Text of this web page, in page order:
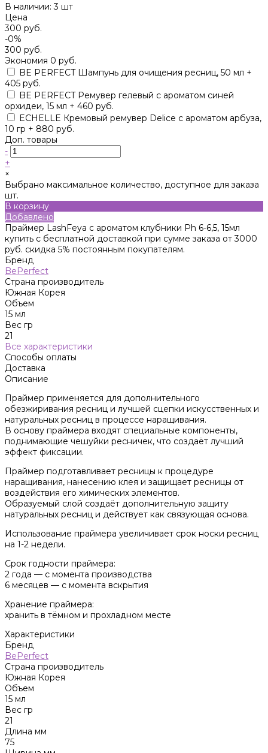
В наличии: 3 шт
Цена
300 руб.
-0%
300 руб.
Экономия 0 руб.
BE PERFECT Шампунь для очищения ресниц, 50 мл +
405 руб.
BE PERFECT Ремувер гелевый с ароматом синей
орхидеи, 15 мл + 460 руб.
ECHELLE Кремовый ремувер Delice с ароматом арбуза,
10 гр + 880 руб.
Доп. товары
-
+
×
Выбрано максимальное количество, доступное для заказа
шт.
В корзину
Добавлено
Праймер LashFeya с ароматом клубники Ph 6-6,5, 15мл
купить с бесплатной доставкой при сумме заказа от 3000
руб. скидка 5% постоянным покупателям.
Бренд
BePerfect
Страна производитель
Южная Корея
Объем
15 мл
Вес гр
21
Все характеристики
Способы оплаты
Доставка
Описание
Праймер применяется для дополнительного
обезжиривания ресниц и лучшей сцепки искусственных и
натуральных ресниц в процессе наращивания.
В основу праймера входят специальные компоненты,
поднимающие чешуйки ресничек, что создаёт лучший
эффект фиксации.
Праймер подготавливает ресницы к процедуре
наращивания, нанесению клея и защищает ресницы от
воздействия его химических элементов.
Образуемый слой создаёт дополнительную защиту
натуральных ресниц и действует как связующая основа.
Использование праймера увеличивает срок носки ресниц
на 1-2 недели.
Срок годности праймера:
2 года — с момента производства
6 месяцев — с момента вскрытия
Хранение праймера:
хранить в тёмном и прохладном месте
Характеристики
Бренд
BePerfect
Страна производитель
Южная Корея
Объем
15 мл
Вес гр
21
Длина мм
75